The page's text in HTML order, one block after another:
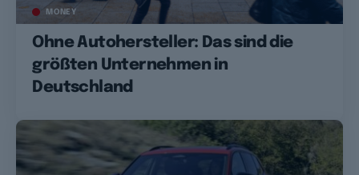
MONEY
Ohne Autohersteller: Das sind die
größten Unternehmen in
Deutschland